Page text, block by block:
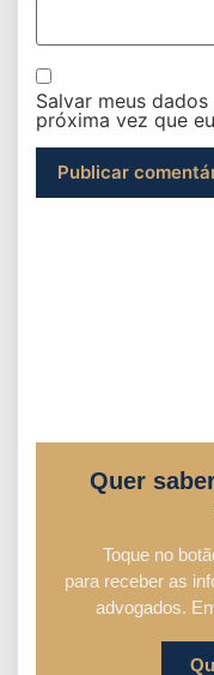
Salvar meus
próxima vez que
Quer
Toque no
para receber as
advogados.